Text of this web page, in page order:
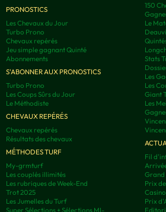
PRONOSTICS
Les Chevaux du Jour
Turbo Prono
Chevaux repérés
Jeu simple gagnant Quinté
Abonnements
S'ABONNER AUX PRONOSTICS
Turbo Prono
Les Coups Sûrs du Jour
Le Méthodiste
CHEVAUX REPÉRÉS
Chevaux repérés
Résultats des chevaux
MÉTHODES TURF
My-grmturf
Les couplés illimités
Les rubriques de Week-End
Trot 2025
Les Jumelles du Turf
Super Sélections + Sélections MI-
150
Le
Stats
Les
Les
Giant
Les
Fil
Grand
Prix
Prix